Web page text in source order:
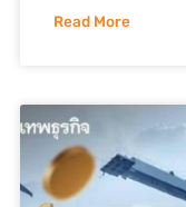
Read More